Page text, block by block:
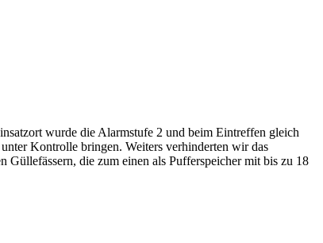
wurde die Alarmstufe 2 und beim Eintreffen gleich
Kontrolle bringen. Weiters verhinderten wir das
Güllefässern, die zum einen als Pufferspeicher mit bis zu 18